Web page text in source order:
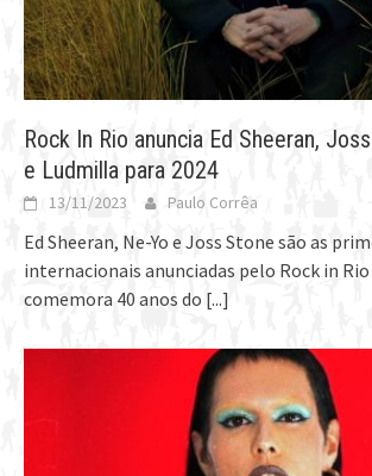
Rock In Rio anuncia Ed Sheeran,
e Ludmilla para 2024
13/11/2023 Paulo Corrêa
Ed Sheeran, Ne-Yo e Joss Stone são as
internacionais anunciadas pelo Rock in Rio
comemora 40 anos do [...]